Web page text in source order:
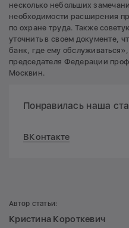
несколько небольших
необходимости расширения
по охране труда. Также
уточнить в своем документе,
банк, где ему
председателя Федерации
Москвин.
Понравилась наша
ВКонтакте
Автор статьи:
Кристина Короткевич